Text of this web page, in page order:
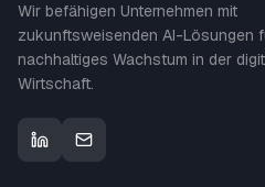
Wir befähigen Unternehmen mit
zukunftsweisenden AI-Lösungen
nachhaltiges Wachstum in der
Wirtschaft.